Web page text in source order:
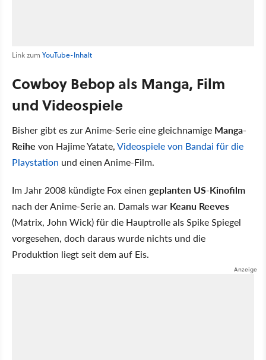
Link zum YouTube-Inhalt
Cowboy Bebop als Manga, Film
und Videospiele
Bisher gibt es zur Anime-Serie eine gleichnamige Manga-
Reihe von Hajime Yatate,Videospiele von Bandai für die
Playstation und einen Anime-Film.
Im Jahr 2008 kündigte Fox einen geplanten US-Kinofilm
nach der Anime-Serie an. Damals war Keanu Reeves
(Matrix, John Wick) für die Hauptrolle als Spike Spiegel
vorgesehen, doch daraus wurde nichts und die
Produktion liegt seit dem auf Eis.